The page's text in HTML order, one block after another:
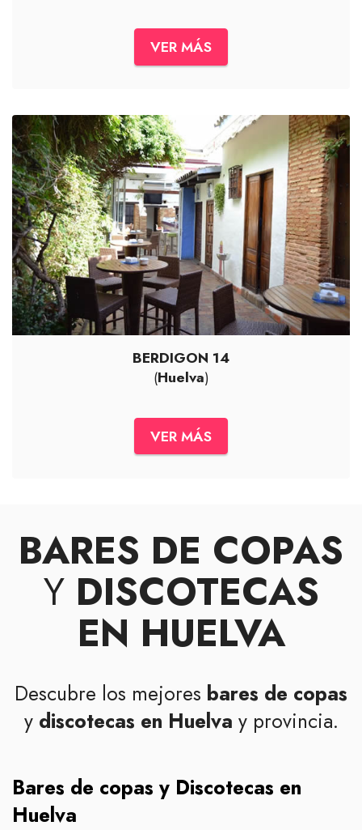
VER MÁS
BERDIGON 14
(Huelva)
VER MÁS
BARES DE COPAS
Y DISCOTECAS
EN HUELVA
Descubre los mejores bares de copas
y discotecas en Huelva y provincia.
Bares de copas y Discotecas en
Huelva